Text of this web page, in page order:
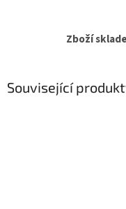
Zboží
Související